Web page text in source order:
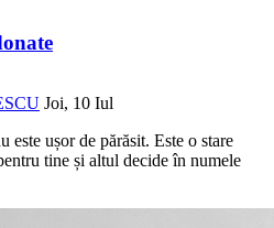
Joi, 10 Iul
este ușor de părăsit. Este o stare
tine și altul decide în numele